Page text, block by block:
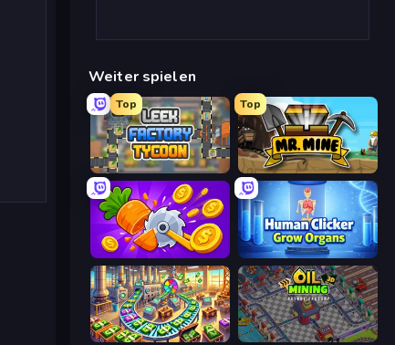
Weiter spielen
Top
Leek Factory Tycoon
Top
Mr. Mine
Farm Ring Idle Human Clicker: Grow Organs
Money Factory: Tycoon Idle Game Oil Mining 3D: Petrol Factory